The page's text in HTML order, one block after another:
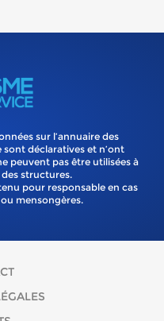
sur l’annuaire des
déclaratives et n’ont
peuvent pas être utilisées à
structures.
pour responsable en cas
mensongères.